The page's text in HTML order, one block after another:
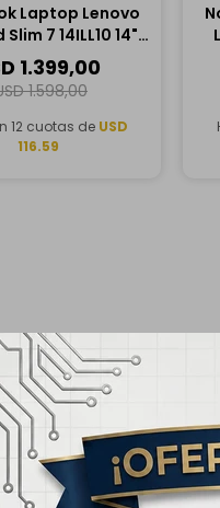
Laptop Lenovo
7 14ILL10 14"
Intel Core Ultra
RAM, 1TB SSD
1.399,00
1.598,00
12 cuotas de USD
116.59